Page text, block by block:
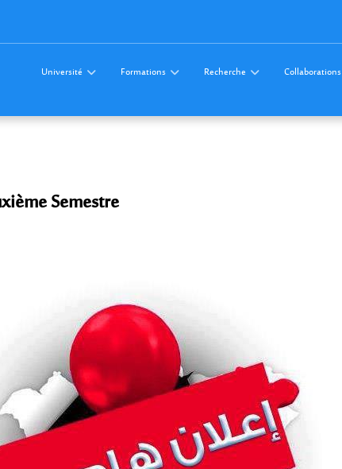
Université Formations Recherche Collaborations
Semestre